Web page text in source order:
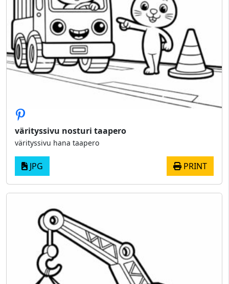
värityssivu nosturi taapero
värityssivu hana taapero
JPG PRINT